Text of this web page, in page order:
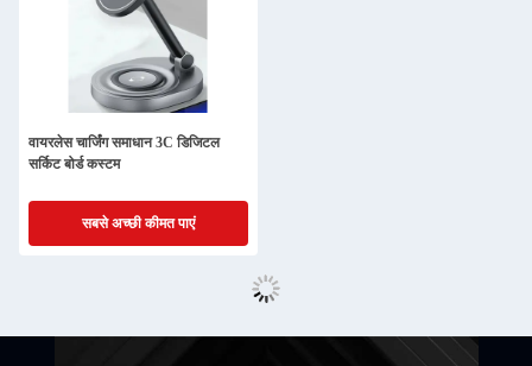
वायरलेस चार्जिंग समाधान 3C डिजिटल
सर्किट बोर्ड कस्टम
सबसे अच्छी कीमत पाएं